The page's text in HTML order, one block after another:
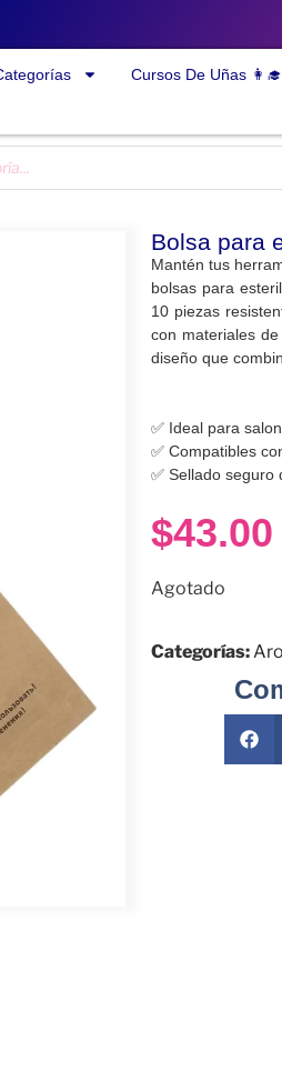
Cursos De Uñas 👩‍🎓
Bolsa para
Mantén tus
bolsas para
10 piezas
con materiales
diseño que
✅ Ideal para
✅ Compatibles
✅ Sellado seguro
$43.00
Agotado
Categorías: